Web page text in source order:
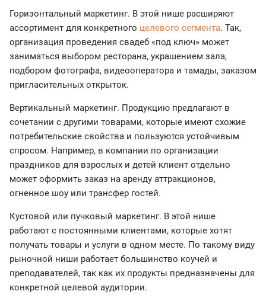
Горизонтальный маркетинг. В этой нише расширяют
ассортимент для конкретного целевого сегмента. Так,
организация проведения свадеб «под ключ» может
заниматься выбором ресторана, украшением зала,
подбором фотографа, видеооператора и тамады, заказом
пригласительных открыток.
Вертикальный маркетинг. Продукцию предлагают в
сочетании с другими товарами, которые имеют схожие
потребительские свойства и пользуются устойчивым
спросом. Например, в компании по организации
праздников для взрослых и детей клиент отдельно
может оформить заказ на аренду аттракционов,
огненное шоу или трансфер гостей.
Кустовой или пучковый маркетинг. В этой нише
работают с постоянными клиентами, которые хотят
получать товары и услуги в одном месте. По такому виду
рыночной ниши работает большинство коучей и
преподавателей, так как их продукты предназначены для
конкретной целевой аудитории.